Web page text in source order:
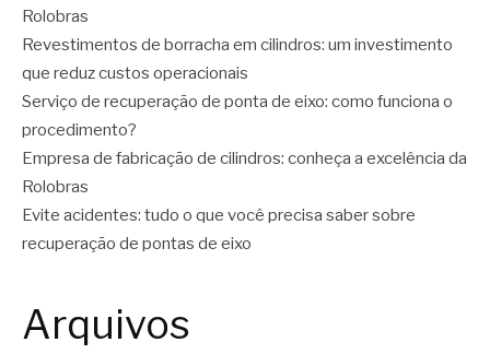
Rolobras
Revestimentos de borracha em cilindros: um investimento
que reduz custos operacionais
Serviço de recuperação de ponta de eixo: como funciona o
procedimento?
Empresa de fabricação de cilindros: conheça a excelência da
Rolobras
Evite acidentes: tudo o que você precisa saber sobre
recuperação de pontas de eixo
Arquivos